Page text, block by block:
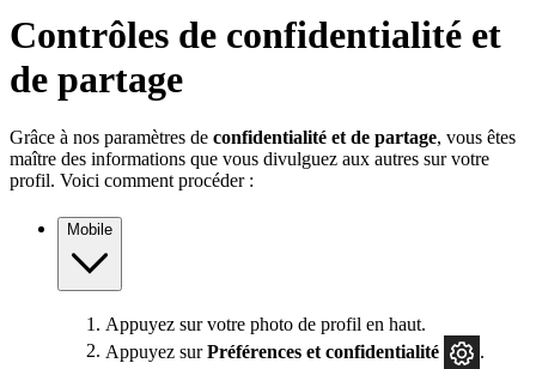
Contrôles de confidentialité et
de partage
Grâce à nos paramètres de confidentialité et de partage, vous êtes
maître des informations que vous divulguez aux autres sur votre
profil. Voici comment procéder :
Mobile
Appuyez sur votre photo de profil en haut.
Appuyez surPréférences et confidentialité
.